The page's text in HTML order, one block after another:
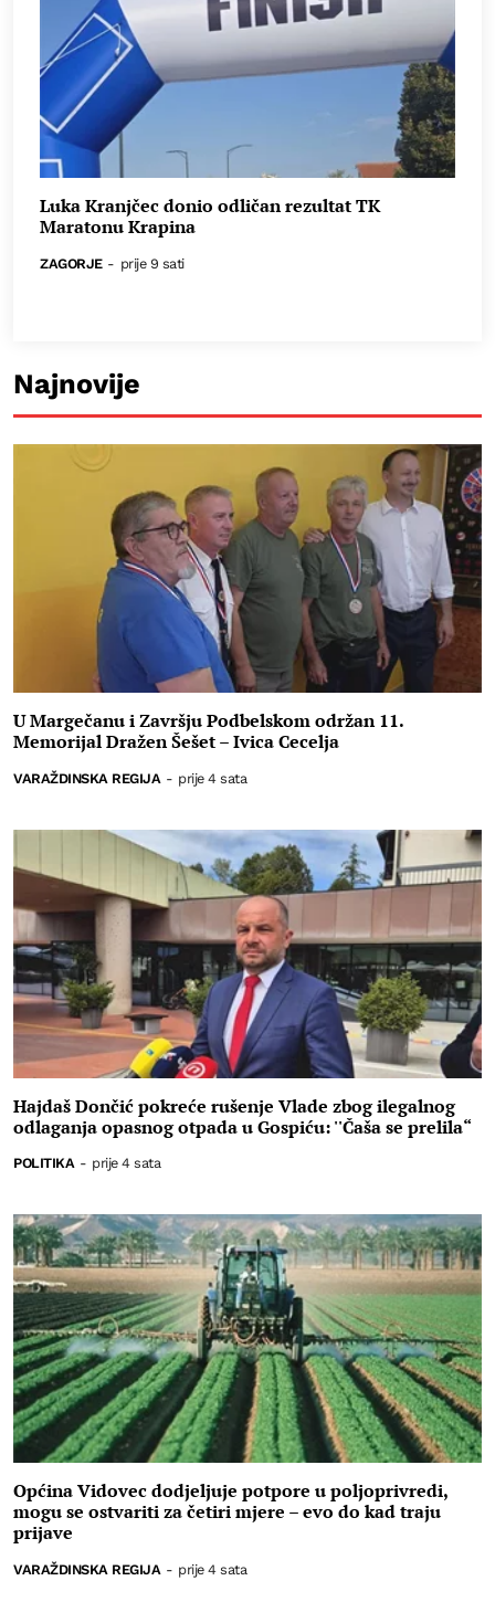
Luka Kranjčec donio odličan rezultat TK
Maratonu Krapina
ZAGORJE - prije 9 sati
Najnovije
U Margečanu i Završju Podbelskom održan 11.
Memorijal Dražen Šešet – Ivica Cecelja
VARAŽDINSKA REGIJA - prije 4 sata
Hajdaš Dončić pokreće rušenje Vlade zbog ilegalnog
odlaganja opasnog otpada u Gospiću: ''Čaša se prelila“
POLITIKA - prije 4 sata
Općina Vidovec dodjeljuje potpore u poljoprivredi,
mogu se ostvariti za četiri mjere – evo do kad traju
prijave
VARAŽDINSKA REGIJA - prije 4 sata